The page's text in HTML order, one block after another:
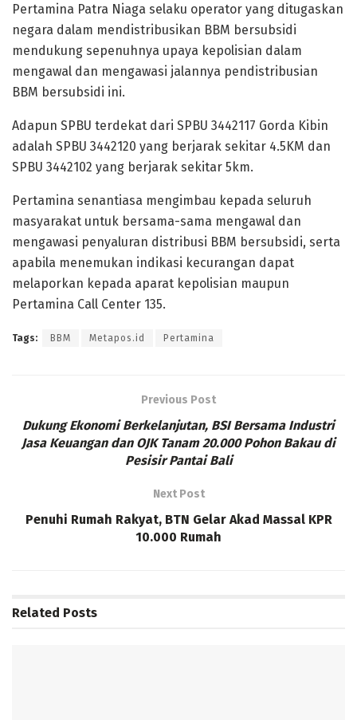
Pertamina Patra Niaga selaku operator yang ditugaskan
negara dalam mendistribusikan BBM bersubsidi
mendukung sepenuhnya upaya kepolisian dalam
mengawal dan mengawasi jalannya pendistribusian
BBM bersubsidi ini.
Adapun SPBU terdekat dari SPBU 3442117 Gorda Kibin
adalah SPBU 3442120 yang berjarak sekitar 4.5KM dan
SPBU 3442102 yang berjarak sekitar 5km.
Pertamina senantiasa mengimbau kepada seluruh
masyarakat untuk bersama-sama mengawal dan
mengawasi penyaluran distribusi BBM bersubsidi, serta
apabila menemukan indikasi kecurangan dapat
melaporkan kepada aparat kepolisian maupun
Pertamina Call Center 135.
Tags: BBM Metapos.id Pertamina
Previous Post
Dukung Ekonomi Berkelanjutan, BSI Bersama Industri
Jasa Keuangan dan OJK Tanam 20.000 Pohon Bakau di
Pesisir Pantai Bali
Next Post
Penuhi Rumah Rakyat, BTN Gelar Akad Massal KPR
10.000 Rumah
Related Posts